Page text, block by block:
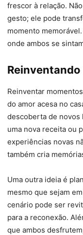
frescor à relação.
gesto; ele pode
momento
onde ambos se
Reinventar
do amor acesa no
descoberta de novos
uma nova receita ou
experiências novas
também cria
Uma outra ideia é
mesmo que sejam
cenário pode ser
para a reconexão.
que ambos